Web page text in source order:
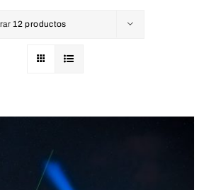
12 productos